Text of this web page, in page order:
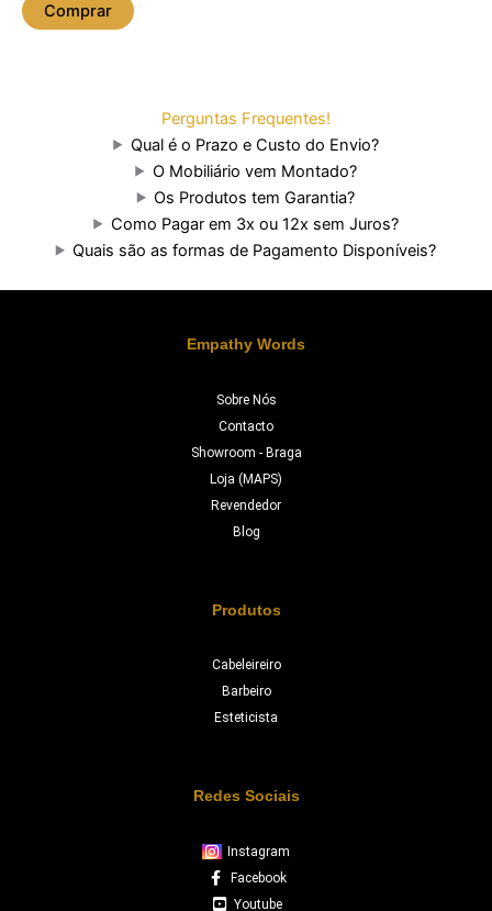
Comprar
Perguntas Frequentes!
Qual é o Prazo e Custo do Envio?
O Mobiliário vem Montado?
Os Produtos tem Garantia?
Como Pagar em 3x ou 12x sem Juros?
Quais são as formas de Pagamento Disponíveis?
Empathy Words
Sobre Nós
Contacto
Showroom - Braga
Loja (MAPS)
Revendedor
Blog
Produtos
Cabeleireiro
Barbeiro
Esteticista
Redes Sociais
Instagram
Facebook
Youtube